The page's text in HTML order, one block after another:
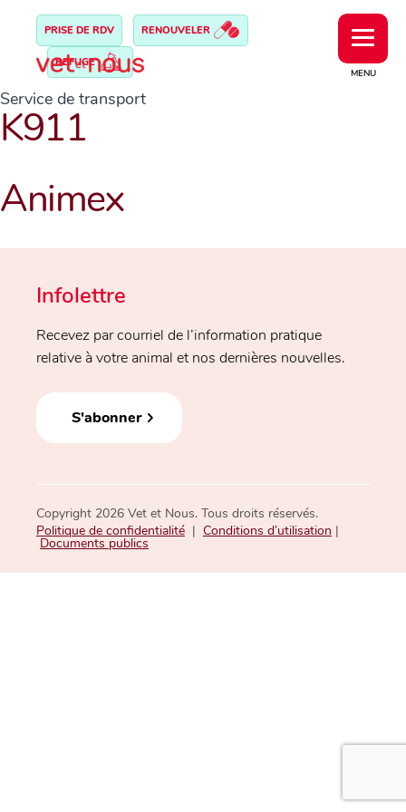
MENU
PRISE DE RDV RENOUVELER
REFUGE
Service de transport
K911
Animex
Infolettre
Recevez par courriel de l’information pratique
relative à votre animal et nos dernières nouvelles.
S'abonner
Copyright 2026 Vet et Nous. Tous droits réservés.
Politique de confidentialité | Conditions d’utilisation |
Documents publics